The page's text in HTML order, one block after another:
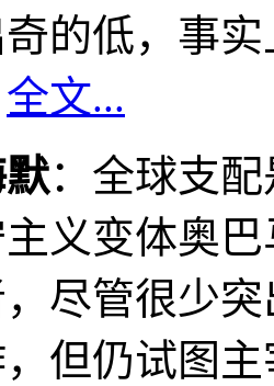
的低，事
全文...
：全球支
义变体奥
尽管很少
但仍试图